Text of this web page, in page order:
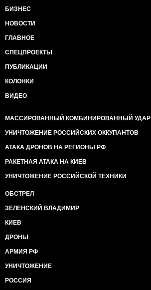
БИЗНЕС
НОВОСТИ
ГЛАВНОЕ
СПЕЦПРОЕКТЫ
ПУБЛИКАЦИИ
КОЛОНКИ
ВИДЕО
МАССИРОВАННЫЙ КОМБИНИРОВАННЫЙ УДАР
УНИЧТОЖЕНИЕ РОССИЙСКИХ ОККУПАНТОВ
АТАКА ДРОНОВ НА РЕГИОНЫ РФ
РАКЕТНАЯ АТАКА НА КИЕВ
УНИЧТОЖЕНИЕ РОССИЙСКОЙ ТЕХНИКИ
ОБСТРЕЛ
ЗЕЛЕНСКИЙ ВЛАДИМИР
КИЕВ
ДРОНЫ
АРМИЯ РФ
УНИЧТОЖЕНИЕ
РОССИЯ